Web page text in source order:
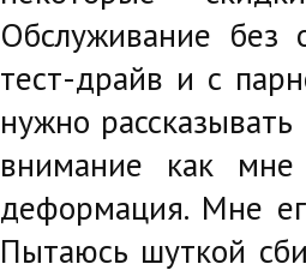
Обслуживание
тест-драйв и с
нужно
внимание как мне
деформация. Мне
Пытаюсь шуткой